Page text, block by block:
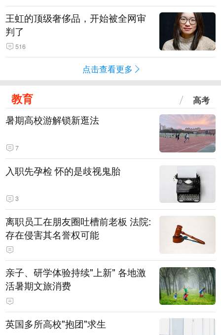
王虹的顶级奢侈品，开始被全网审
判了
516
点击查看更多
教育 高考
暑期高校游解锁新逛法
7
入职先孕检 怀的是歧视鬼胎
3
离职员工在朋友圈吐槽前老板 法院:
存在侵害其名誉权可能
亲子、研学体验持续"上新" 各地激
活暑期文旅消费
英国多所高校"抱团"求生